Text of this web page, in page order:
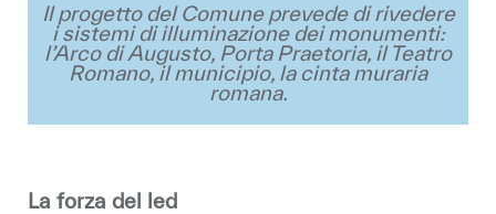
Il progetto del Comune prevede di rivedere
i sistemi di illuminazione dei monumenti:
l’Arco di Augusto, Porta Praetoria, il Teatro
Romano, il municipio, la cinta muraria
romana.
La forza del led